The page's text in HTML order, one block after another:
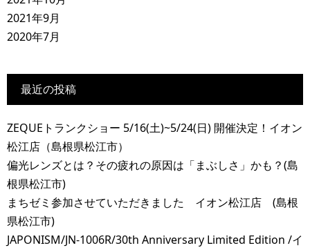
2021年9月
2020年7月
最近の投稿
ZEQUEトランクショー 5/16(土)~5/24(日) 開催決定！イオン
松江店（島根県松江市）
偏光レンズとは？その疲れの原因は「まぶしさ」かも？(島
根県松江市)
まちゼミ参加させていただきました イオン松江店 (島根
県松江市)
JAPONISM/JN-1006R/30th Anniversary Limited Edition /イ